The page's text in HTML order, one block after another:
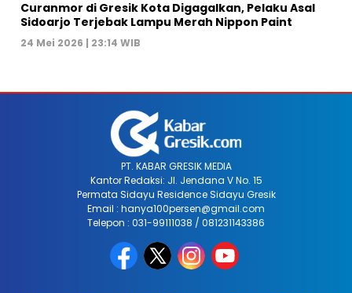
Curanmor di Gresik Kota Digagalkan, Pelaku Asal
Sidoarjo Terjebak Lampu Merah Nippon Paint
24 Mei 2026 | 23:14 WIB
PT. KABAR GRESIK MEDIA
Kantor Redaksi: Jl. Jendana V No. 15
Permata Sidayu Residence Sidayu Gresik
Email : hanya100persen@gmail.com
Telepon : 031-99111038 / 081231143386